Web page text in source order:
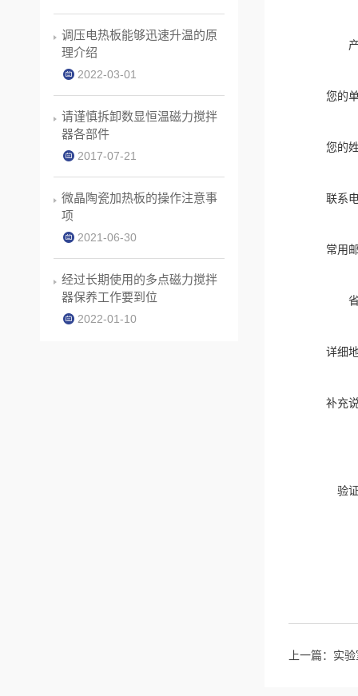
您的
您的
联系
常用
详细
补充
验
上一篇： 实
调压电热板能够迅速升温的原
理介绍
2022-03-01
请谨慎拆卸数显恒温磁力搅拌
器各部件
2017-07-21
微晶陶瓷加热板的操作注意事
项
2021-06-30
经过长期使用的多点磁力搅拌
器保养工作要到位
2022-01-10